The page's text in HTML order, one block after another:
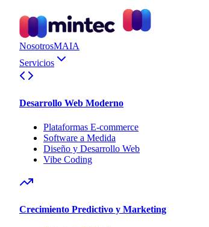
NosotrosMAIA
Servicios
Desarrollo Web Moderno
Plataformas E-commerce
Software a Medida
Diseño y Desarrollo Web
Vibe Coding
Crecimiento Predictivo y Marketing